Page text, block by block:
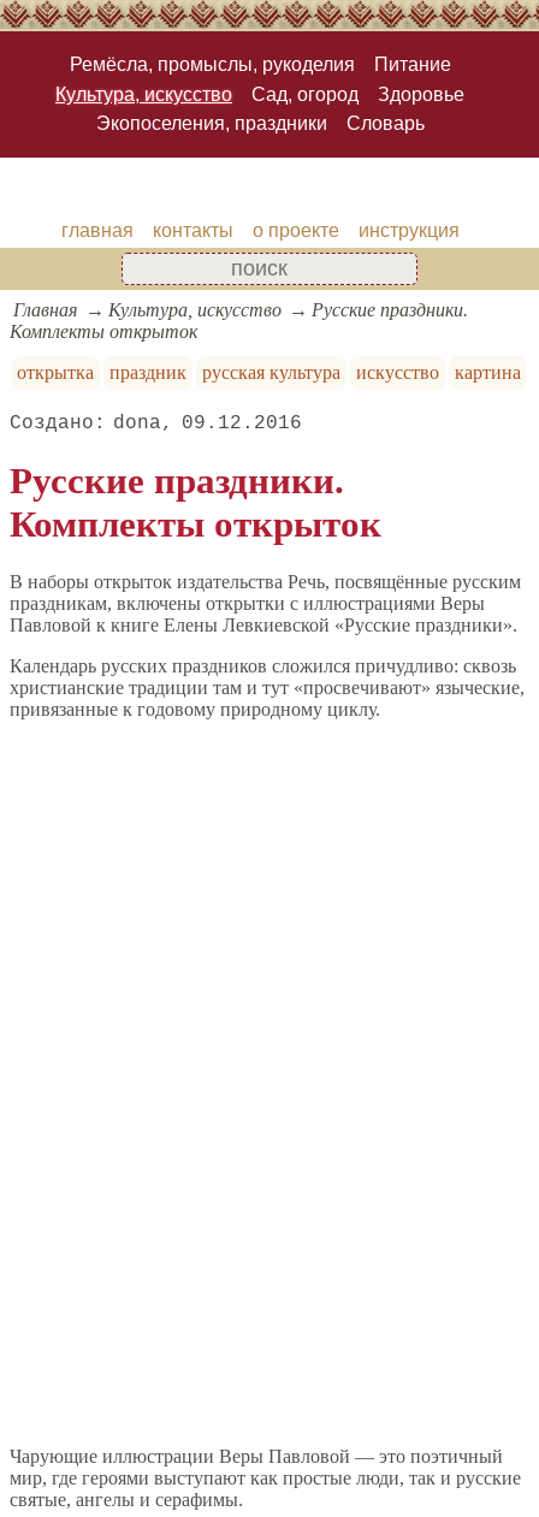
Ремёсла, промыслы, рукоделия
Питание
Культура, искусство
Сад, огород
Здоровье
Экопоселения, праздники
Словарь
главная контакты о проекте инструкция
Главная Культура, искусство
Русские праздники.
Комплекты открыток
открытка
праздник русская культура искусство картина
dona 09.12.2016
Русские праздники.
Комплекты открыток
В наборы открыток издательства Речь, посвящённые русским
праздникам, включены открытки с иллюстрациями Веры
Павловой к книге Елены Левкиевской «Русские праздники».
Календарь русских праздников сложился причудливо: сквозь
христианские традиции там и тут «просвечивают» языческие,
привязанные к годовому природному циклу.
Чарующие иллюстрации Веры Павловой — это поэтичный
мир, где героями выступают как простые люди, так и русские
святые, ангелы и серафимы.